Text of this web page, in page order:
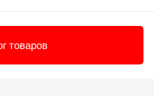
товаров